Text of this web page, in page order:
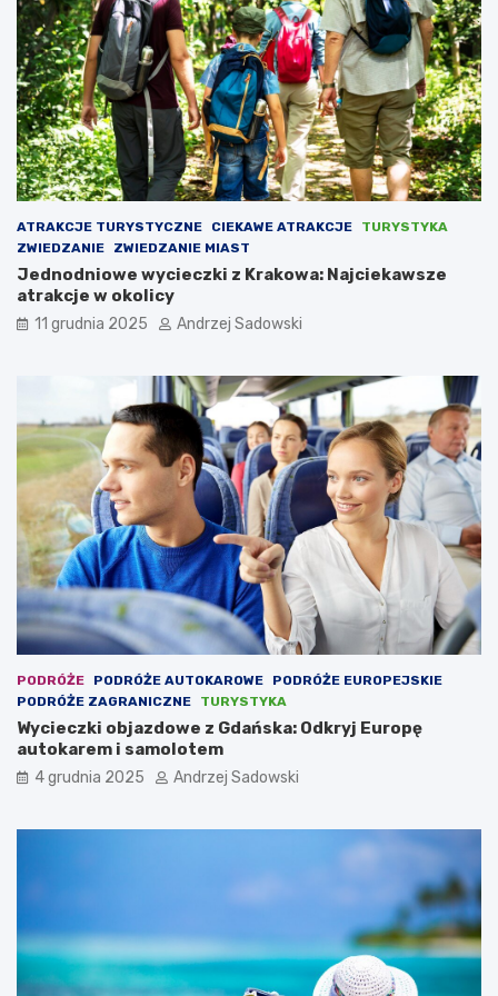
?
c
u
K
u
j
a
w
s
k
m
ATRAKCJE TURYSTYCZNE CIEKAWE ATRAKCJE
TURYSTYKA
ZWIEDZANIE
ZWIEDZANIE MIAST
Jednodniowe wycieczki z Krakowa: Najciekawsze
atrakcje w okolicy
11 grudnia 2025 Andrzej Sadowski
PODRÓŻE PODRÓŻE AUTOKAROWE
PODRÓŻE EUROPEJSKIE
PODRÓŻE ZAGRANICZNE
TURYSTYKA
Wycieczki objazdowe z Gdańska: Odkryj Europę
autokarem i samolotem
4 grudnia 2025 Andrzej Sadowski